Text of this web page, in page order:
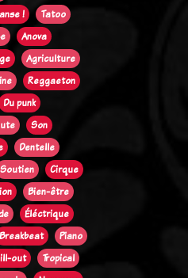
!
Tatoo
Anova
Agriculture
Reggaeton
Du punk
Son
Dentelle
Soutien
Cirque
Bien-être
Éléctrique
Breakbeat
Piano
out
Tropical